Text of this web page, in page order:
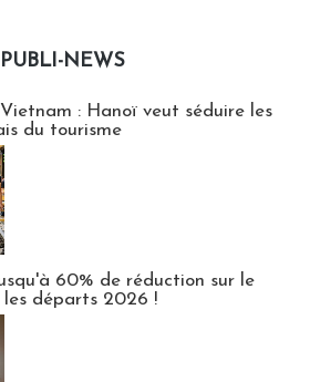
PUBLI-NEWS
: Hanoï veut séduire les
du tourisme
60% de réduction sur le
les départs 2026 !